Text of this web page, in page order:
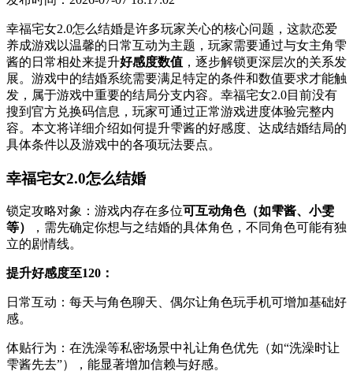
幸福宅女2.0怎么结婚是许多玩家关心的核心问题，这款恋爱
养成游戏以温馨的日常互动为主题，玩家需要通过与女主角雫
酱的日常相处来提升好感度数值 ，逐步解锁更深层次的关系发
展。游戏中的结婚系统需要满足特定的条件和数值要求才能触
发，属于游戏中重要的结局分支内容。幸福宅女2.0目前没有
搜到官方兑换码信息，玩家可通过正常游戏进度体验完整内
容。本文将详细介绍如何提升雫酱的好感度、达成结婚结局的
具体条件以及游戏中的各项玩法要点。
幸福宅女2.0怎么结婚
‌锁定攻略对象‌：游戏内存在多位可互动角色（如雫酱、小雯
等）
，需先确定你想与之结婚的具体角色，不同角色可能有独
立的剧情线。
‌提升好感度至120‌：
‌日常互动‌：每天与角色聊天、偶尔让角色玩手机可增加基础好
感。
‌体贴行为‌：在洗澡等私密场景中礼让角色优先（如“洗澡时让
雫酱先去”），能显著增加信赖与好感。